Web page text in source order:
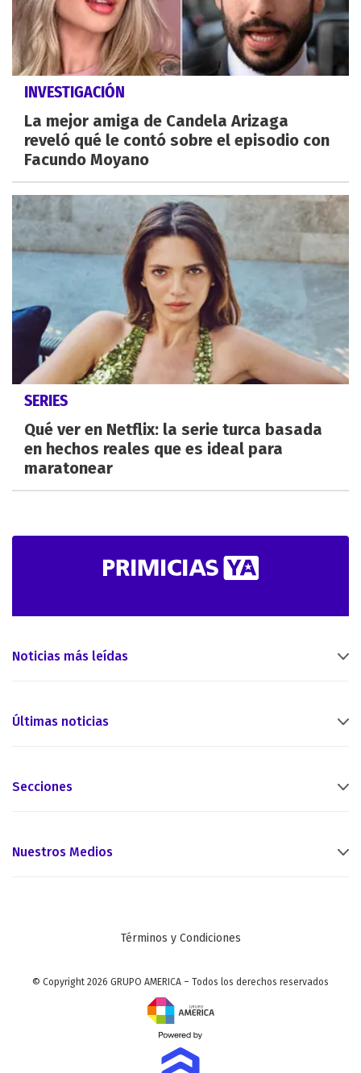
INVESTIGACIÓN
La mejor amiga de Candela Arizaga
reveló qué le contó sobre el episodio con
Facundo Moyano
SERIES
Qué ver en Netflix: la serie turca basada
en hechos reales que es ideal para
maratonear
Noticias más leídas
Últimas noticias
Secciones
Nuestros Medios
Términos y Condiciones
© Copyright 2026 GRUPO AMERICA – Todos los derechos reservados